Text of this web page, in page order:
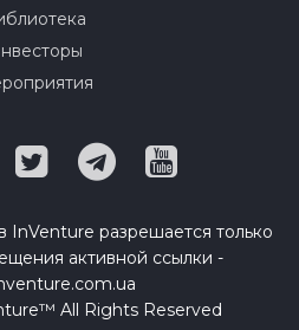
InVenture разрешается только
активной ссылки -
All Rights Reserved